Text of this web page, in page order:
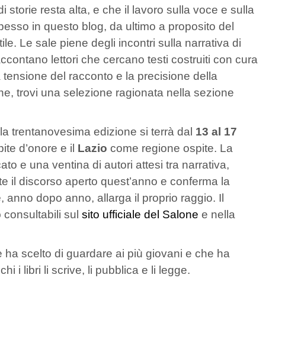
storie resta alta, e che il lavoro sulla voce e sulla
in questo blog, da ultimo a proposito del
Le sale piene degli incontri sulla narrativa di
lettori che cercano testi costruiti con cura
del racconto e la precisione della
trovi una selezione ragionata nella sezione
trentanovesima edizione si terrà dal 13 al 17
d’onore e il Lazio come regione ospite. La
e una ventina di autori attesi tra narrativa,
il discorso aperto quest’anno e conferma la
dopo anno, allarga il proprio raggio. Il
consultabili sul sito ufficiale del Salone e nella
scelto di guardare ai più giovani e che ha
i libri li scrive, li pubblica e li legge.